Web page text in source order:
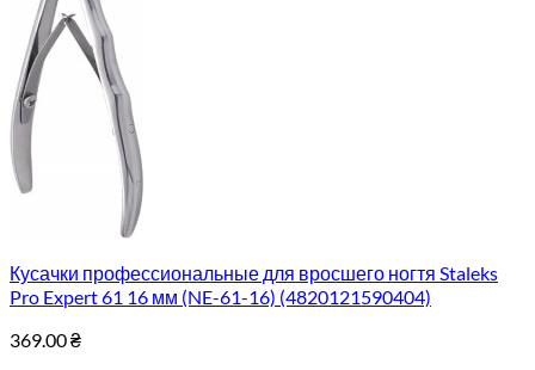
Кусачки профессиональные для вросшего ногтя Staleks
Pro Expert 61 16 мм (NE-61-16) (4820121590404)
369.00₴